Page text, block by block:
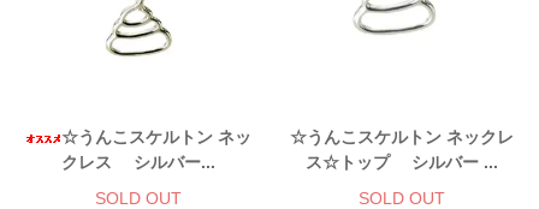
☆うんこスケルトン ネッ
クレス シルバー...
SOLD OUT
☆うんこスケルトン ネックレ
ス☆トップ シルバー ...
SOLD OUT